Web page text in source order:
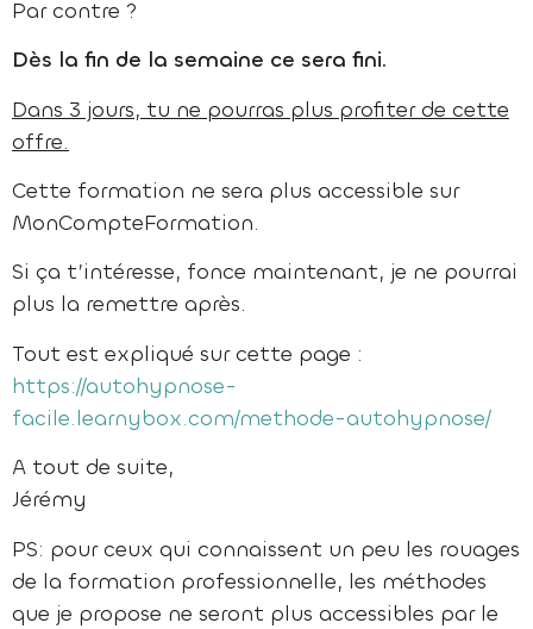
Par contre ?
Dès la fin de la semaine ce sera fini.
Dans 3 jours, tu ne pourras plus profiter de cette
offre.
Cette formation ne sera plus accessible sur
MonCompteFormation.
Si ça t’intéresse, fonce maintenant, je ne pourrai
plus la remettre après.
Tout est expliqué sur cette page :
https://autohypnose-
facile.learnybox.com/methode-autohypnose/
A tout de suite,
Jérémy
PS: pour ceux qui connaissent un peu les rouages
de la formation professionnelle, les méthodes
que je propose ne seront plus accessibles par le